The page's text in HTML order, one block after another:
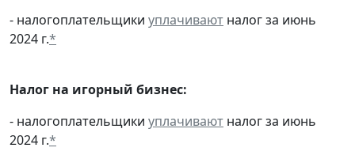
- налогоплательщики уплачивают налог за июнь
2024 г.*
Налог на игорный бизнес:
- налогоплательщики уплачивают налог за июнь
2024 г.*